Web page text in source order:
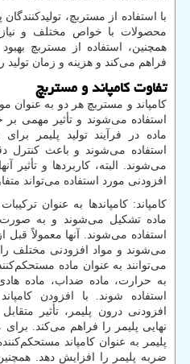
با استفاده از مستربچ،
محصولات با خواص مختلف و
همچنین، استفاده از مستربچ
فراهم می‌کند و هزینه و زمان
تفاوت کامپاند و مستربچ
کامپاند و مستربچ هر دو به عنوان
استفاده می‌شوند و تأثیر مهمی بر
ماده در فرآیند تولید پلیمر
استفاده می‌شوند و باعث کنترل
می‌شوند. البته، کاربردها و تأثیر
افزودنی مورد استفاده می‌تواند
کامپاند: کامپاند‌ها به عنوان
ماده تشکیل می‌شوند و به صورت
استفاده می‌شوند. آنها معمولاً قبل
می‌شوند و مواد افزودنی مختلف
می‌توانند به عنوان ماده
به حرارت، ماده ضداب، ماده
استفاده شوند. با افزودن
افزودنی درون پلیمر، تأثیر
نهایی پلیمر را فراهم می‌کند. برای
پلیمر به عنوان کامپاند
ضربه پلیمر را افزایش دهد.